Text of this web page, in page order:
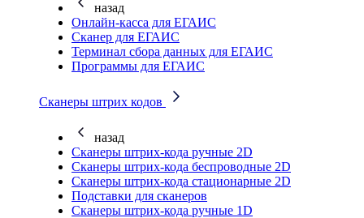
назад
Онлайн-касса для ЕГАИС
Сканер для ЕГАИС
Терминал сбора данных для ЕГАИС
Программы для ЕГАИС
Сканеры штрих кодов
назад
Сканеры штрих-кода ручные 2D
Сканеры штрих-кода беспроводные 2D
Cканеры штрих-кода стационарные 2D
Подставки для сканеров
Сканеры штрих-кода ручные 1D